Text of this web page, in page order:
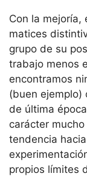
Con la mejoría,
matices
grupo de su
trabajo menos
encontramos
(buen ejemplo)
de última
carácter
tendencia
propios límites